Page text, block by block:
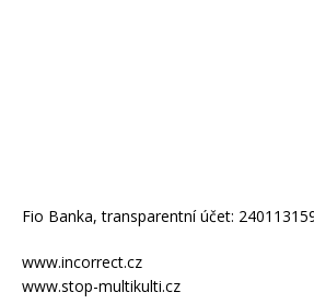
Fio Banka, transparentní účet:
www.incorrect.cz
www.stop-multikulti.cz